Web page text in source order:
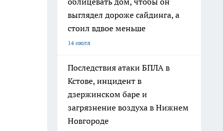
выглядел дороже сайдинга, а
стоил вдвое меньше
14 июля
Последствия атаки БПЛА в
Кстове, инцидент в
дзержинском баре и
загрязнение воздуха в Нижнем
Новгороде